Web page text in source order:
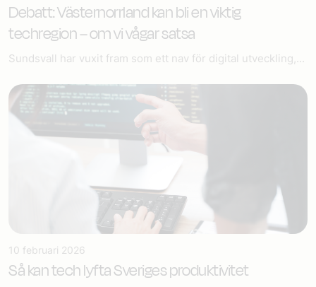
Debatt: Västernorrland kan bli en viktig
techregion – om vi vågar satsa
Sundsvall har vuxit fram som ett nav för digital utveckling,...
10 februari 2026
Så kan tech lyfta Sveriges produktivitet